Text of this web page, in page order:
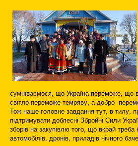
сумніваємося, що Україна переможе, що
світло переможе темряву, а добро
Тож наше головне завдання тут, в тилу,
підтримувати доблесні Збройні Сили
зборів на закупівлю того, що вкрай треба
автомобілів, дронів, приладів нічного